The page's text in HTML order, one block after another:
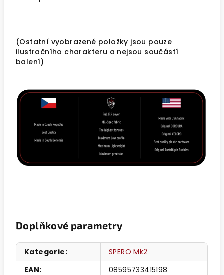
(Ostatní vyobrazené položky jsou pouze
ilustračního charakteru a nejsou součástí
balení)
Doplňkové parametry
Kategorie:
SPERO Mk2
EAN: 08595733415198